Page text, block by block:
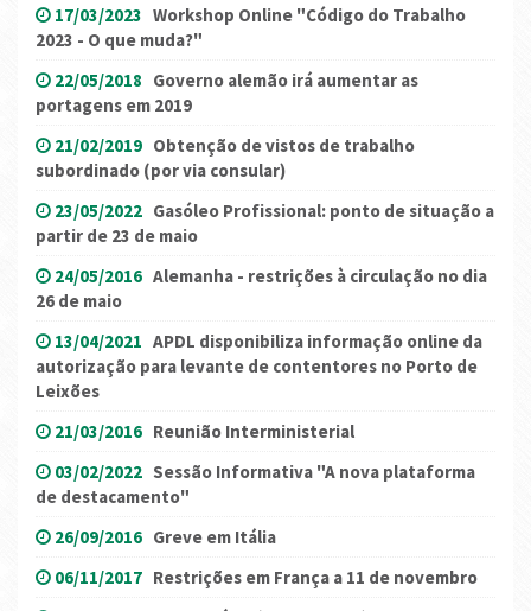
17/03/2023 Workshop Online "Código do Trabalho
2023 - O que muda?"
22/05/2018 Governo alemão irá aumentar as
portagens em 2019
21/02/2019 Obtenção de vistos de trabalho
subordinado (por via consular)
23/05/2022 Gasóleo Profissional: ponto de situação a
partir de 23 de maio
24/05/2016 Alemanha - restrições à circulação no dia
26 de maio
13/04/2021 APDL disponibiliza informação online da
autorização para levante de contentores no Porto de
Leixões
21/03/2016 Reunião Interministerial
03/02/2022 Sessão Informativa "A nova plataforma
de destacamento"
26/09/2016 Greve em Itália
06/11/2017 Restrições em França a 11 de novembro